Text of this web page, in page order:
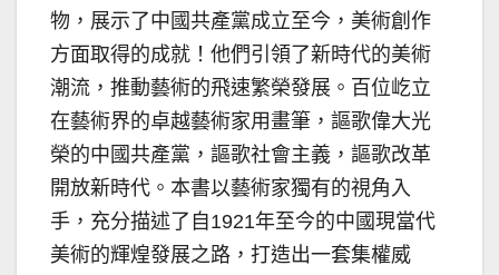
物，展示了中國共產黨成立至今，美術創作
方面取得的成就！他們引領了新時代的美術
潮流，推動藝術的飛速繁榮發展。百位屹立
在藝術界的卓越藝術家用畫筆，謳歌偉大光
榮的中國共產黨，謳歌社會主義，謳歌改革
開放新時代。本書以藝術家獨有的視角入
手，充分描述了自1921年至今的中國現當代
美術的輝煌發展之路，打造出一套集權威